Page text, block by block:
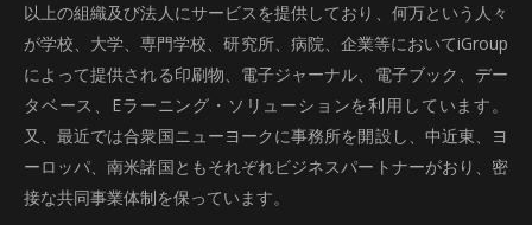
以上の組織及び法人にサービスを提供しており、何万という人々
が学校、大学、専門学校、研究所、病院、企業等においてiGroup
によって提供される印刷物、電子ジャーナル、電子ブック、デー
タベース、Eラーニング・ソリューションを利用しています。
又、最近では合衆国ニューヨークに事務所を開設し、中近東、ヨ
ーロッパ、南米諸国ともそれぞれビジネスパートナーがおり、密
接な共同事業体制を保っています。